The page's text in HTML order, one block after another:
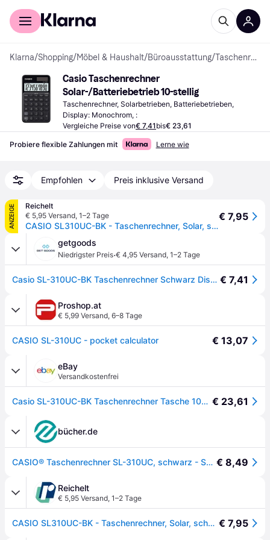
Für Shopper
Klarna/Shopping/Möbel & Haushalt/Büroausstattung/ Taschenrechner
Casio Taschenrechner
Solar-/Batteriebetrieb 10-stellig
Taschenrechner, Solarbetrieben, Batteriebetrieben,
Display: Monochrom, :
Vergleiche Preise von€ 7,41bis€ 23,61
Probiere flexible Zahlungen mit Lerne wie
Empfohlen Preis inklusive Versand
ANZEIGE
Reichelt
€ 5,95 Versand, 1–2 Tage
CASIO SL310UC-BK - Taschenrechner, Solar, schwarz
€ 7,95
getgoods
Niedrigster Preis·€ 4,95 Versand, 1–2 Tage
Casio SL-310UC-BK Taschenrechner Schwarz Display (Stellen): 10 solarbetrieben, batteriebetrieben € 7,41
Proshop.at
€ 5,99 Versand, 6–8 Tage
CASIO SL-310UC - pocket calculator € 13,07
eBay
Versandkostenfrei
Casio SL-310UC-BK Taschenrechner Tasche 10cifre € 23,61
bücher.de
CASIO® Taschenrechner SL-310UC, schwarz - Schwarz € 8,49
Reichelt
€ 5,95 Versand, 1–2 Tage
CASIO SL310UC-BK - Taschenrechner, Solar, schwarz € 7,95